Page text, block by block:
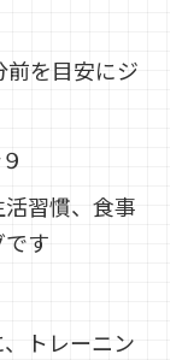
前を目安にジ
習慣、食事
す
トレーニン